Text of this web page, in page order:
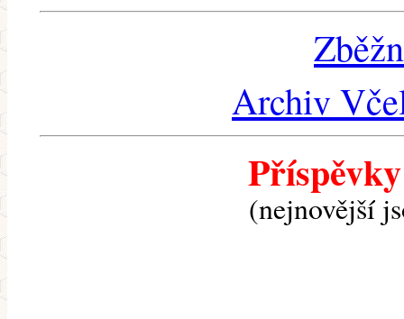
Archiv
(nejnovější